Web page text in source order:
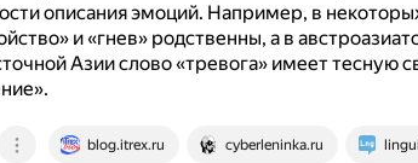
описания эмоций. Например, в
и «гнев» родственны, а в
Азии слово «тревога» имеет тесную
blog.itrex.ru cyberleninka.ru